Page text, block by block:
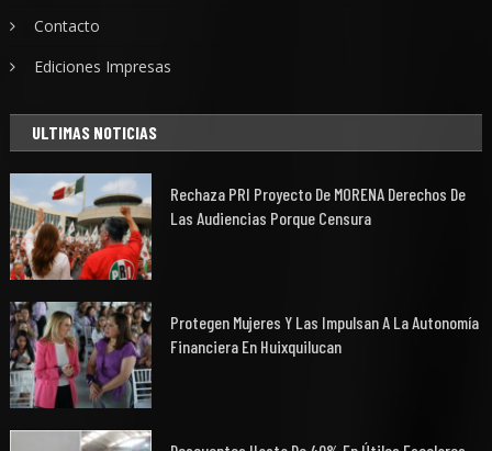
Contacto
Ediciones Impresas
ULTIMAS NOTICIAS
Rechaza PRI Proyecto De MORENA Derechos De
Las Audiencias Porque Censura
Protegen Mujeres Y Las Impulsan A La Autonomía
Financiera En Huixquilucan